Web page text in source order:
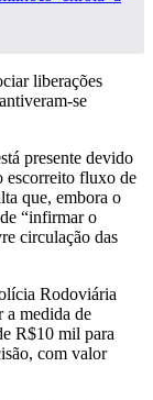
liberações
se
presente devido
escorreito fluxo de
que, embora o
“infirmar o
circulação das
Rodoviária
a medida de
R$10 mil para
com valor